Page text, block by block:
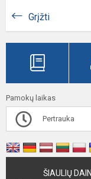
Grįžti
Pamokų laikas
Pertrauka
ŠIAULIŲ